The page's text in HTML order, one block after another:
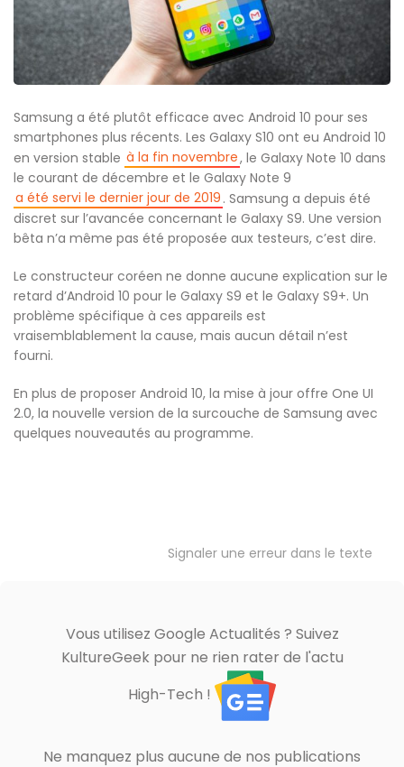
Samsung a été plutôt efficace avec Android 10 pour ses
smartphones plus récents. Les Galaxy S10 ont eu Android 10
en version stable à la fin novembre, le Galaxy Note 10 dans
le courant de décembre et le Galaxy Note 9
a été servi le dernier jour de 2019 . Samsung a depuis été
discret sur l’avancée concernant le Galaxy S9. Une version
bêta n’a même pas été proposée aux testeurs, c’est dire.
Le constructeur coréen ne donne aucune explication sur le
retard d’Android 10 pour le Galaxy S9 et le Galaxy S9+. Un
problème spécifique à ces appareils est
vraisemblablement la cause, mais aucun détail n’est
fourni.
En plus de proposer Android 10, la mise à jour offre One UI
2.0, la nouvelle version de la surcouche de Samsung avec
quelques nouveautés au programme.
Signaler une erreur dans le texte
Vous utilisez Google Actualités ? Suivez
KultureGeek pour ne rien rater de l'actu
High-Tech !
Ne manquez plus aucune de nos publications